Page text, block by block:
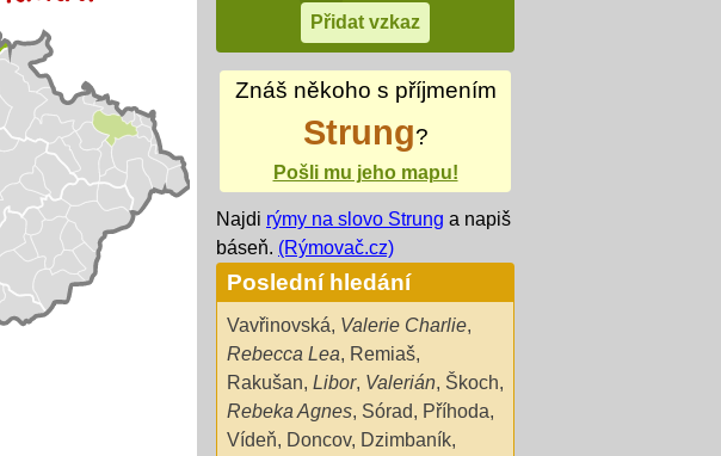
Znáš někoho s příjmením
Strung?
Pošli mu jeho mapu!
Najdi rýmy na slovo Strung a napiš
báseň. (Rýmovač.cz)
Poslední hledání
Vavřinovská, Valerie Charlie,
Rebecca Lea, Remiaš,
Rakušan, Libor, Valerián, Škoch,
Rebeka Agnes, Sórad, Příhoda,
Vídeň, Doncov, Dzimbaník,